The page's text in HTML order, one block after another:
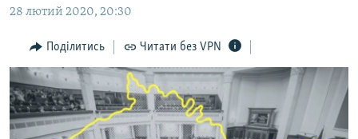
навігації
Перейти
пошуку
БЛОГИ
ПОГЛЯД
ІНТЕРВ'Ю
ВСЕ ЗА ДЕНЬ
СПЕЦПРОЕКТИ
28 лютий 2020, 20:30
Поділитись Читати без VPN